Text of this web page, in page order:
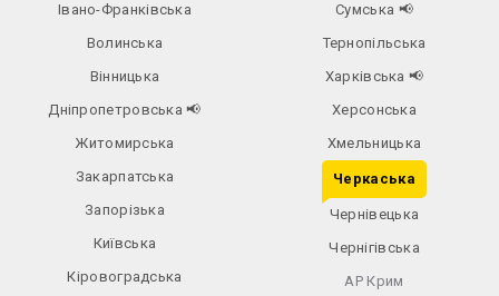
Івано-Франківська
Волинська
Вінницька
Дніпропетровська📢
Житомирська
Закарпатська
Запорізька
Київська
Кіровоградська
Сумська 📢
Тернопільська
Харківська 📢
Херсонська
Хмельницька
Черкаська
Чернівецька
Чернігівська
АР Крим